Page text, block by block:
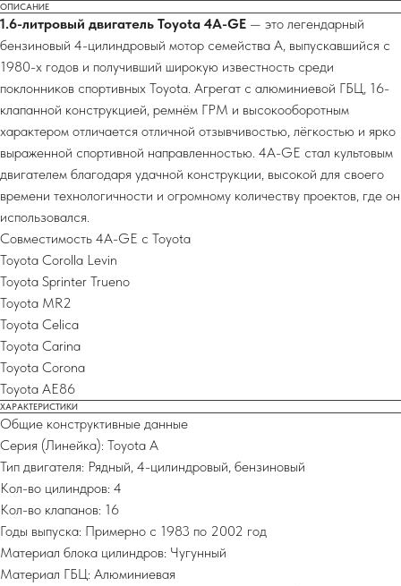
ОПИСАНИЕ
1.6-литровый двигатель Toyota 4A-GE — это легендарный
бензиновый 4-цилиндровый мотор семейства A, выпускавшийся с
1980-х годов и получивший широкую известность среди
поклонников спортивных Toyota. Агрегат с алюминиевой ГБЦ, 16-
клапанной конструкцией, ремнём ГРМ и высокооборотным
характером отличается отличной отзывчивостью, лёгкостью и ярко
выраженной спортивной направленностью. 4A-GE стал культовым
двигателем благодаря удачной конструкции, высокой для своего
времени технологичности и огромному количеству проектов, где он
использовался.
Совместимость 4A-GE с Toyota
Toyota Corolla Levin
Toyota Sprinter Trueno
Toyota MR2
Toyota Celica
Toyota Carina
Toyota Corona
Toyota AE86
ХАРАКТЕРИСТИКИ
Общие конструктивные данные
Серия (Линейка): Toyota A
Тип двигателя: Рядный, 4-цилиндровый, бензиновый
Кол-во цилиндров: 4
Кол-во клапанов: 16
Годы выпуска: Примерно с 1983 по 2002 год
Материал блока цилиндров: Чугунный
Материал ГБЦ: Алюминиевая